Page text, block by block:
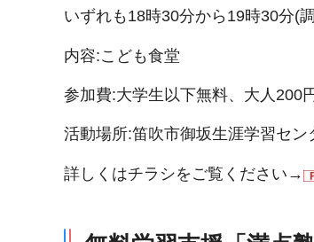
いずれも18時30分から19時30分(
内容:こども食堂
参加費:大学生以下無料、大人200
活動場所:笛吹市御坂生涯学習セン
詳しくはチラシをご覧ください→